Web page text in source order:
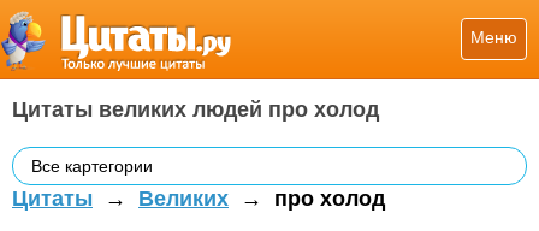
Меню
Цитаты великих людей про холод
Все картегории
Цитаты → Великих → про холод